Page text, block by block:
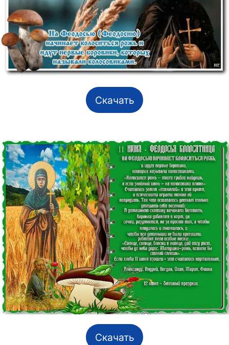
Скачать
Скачать